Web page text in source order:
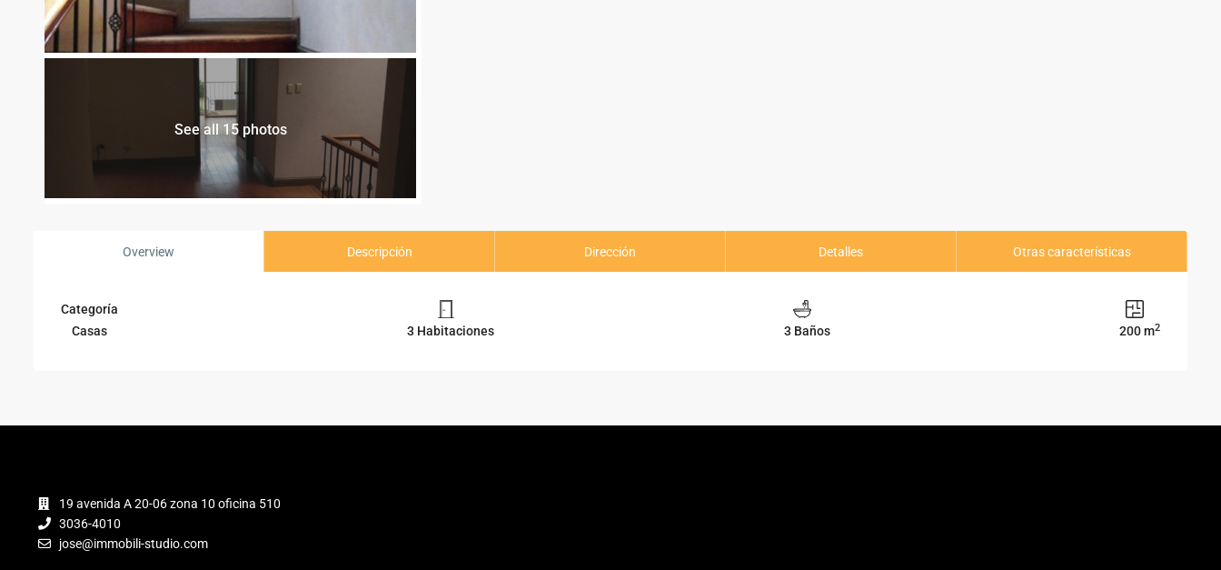
See all 15 photos
Overview Descripción Dirección Detalles Otras características
Categoría
Casas
3 Habitaciones 3 Baños 200 m2
19 avenida A 20-06 zona 10 oficina 510
3036-4010
jose@immobili-studio.com